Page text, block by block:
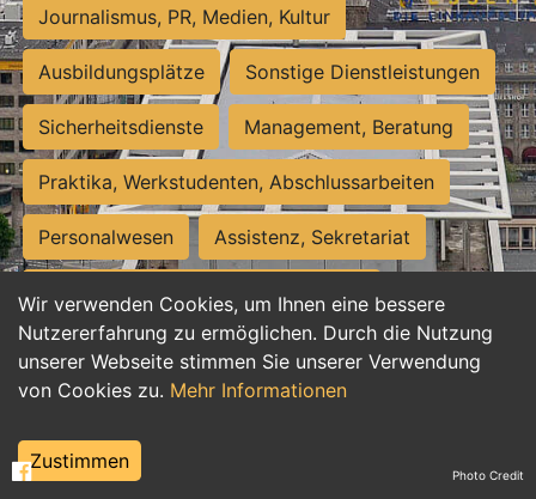
Wir verwenden Cookies, um Ihnen eine bessere
Nutzererfahrung zu ermöglichen. Durch die Nutzung
unserer Webseite stimmen Sie unserer Verwendung
von Cookies zu. Mehr Informationen
Zustimmen
Journalismus, PR, Medien, Kultur
Ausbildungsplätze Sonstige Dienstleistungen
Sicherheitsdienste Management, Beratung
Praktika, Werkstudenten, Abschlussarbeiten
Personalwesen Assistenz, Sekretariat
Hilfskräfte, Aushilfs- und Nebenjobs
Einkauf, Logistik, Materialwirtschaft
Weiterbildung, Studium, duale Ausbildung
Tourismus
Photo Credit